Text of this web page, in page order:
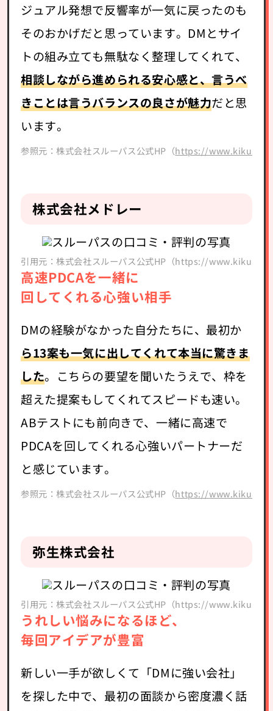
ジュアル発想で反響率が一気に戻ったのも
そのおかげだと思っています。DMとサイ
トの組み立ても無駄なく整理してくれて、
相談しながら進められる安心感と、言うべ
きことは言うバランスの良さが魅力だと思
います。
参照元：株式会社スルーパス公式HP（https://
株式会社メドレー
引用元：株式会社スルーパス公式HP（https://
高速PDCAを一緒に
回してくれる心強い相手
DMの経験がなかった自分たちに、最初か
ら13案も一気に出してくれて本当に驚きま
した。こちらの要望を聞いたうえで、枠を
超えた提案もしてくれてスピードも速い。
ABテストにも前向きで、一緒に高速で
PDCAを回してくれる心強いパートナーだ
と感じています。
参照元：株式会社スルーパス公式HP（https://
弥生株式会社
引用元：株式会社スルーパス公式HP（https://
うれしい悩みになるほど、
毎回アイデアが豊富
新しい一手が欲しくて「DMに強い会社」
を探した中で、最初の面談から密度濃く話